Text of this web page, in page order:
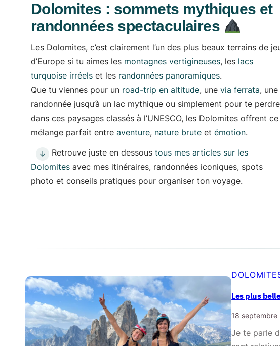
Dolomites : sommets mythiques et
randonnées spectaculaires
Les Dolomites, c’est clairement l’un des plus beaux terrains de
d’Europe si tu aimes les montagnes vertigineuses, les lacs
turquoise irréels et les randonnées panoramiques.
Que tu viennes pour un road-trip en altitude, une via ferrata, une
randonnée jusqu’à un lac mythique ou simplement pour te perdre
dans ces paysages classés à l’UNESCO, les Dolomites offrent ce
mélange parfait entre aventure, nature brute et émotion.
↓ Retrouve juste en dessous tous mes articles sur les
Dolomites avec mes itinéraires, randonnées iconiques, spots
photo et conseils pratiques pour organiser ton voyage.
Les plus
18 septembre
Je te parle